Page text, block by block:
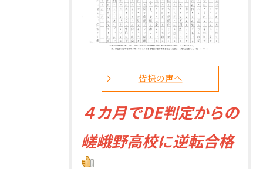
皆様の声へ
４カ月でDE判定からの
嵯峨野高校に逆転合格